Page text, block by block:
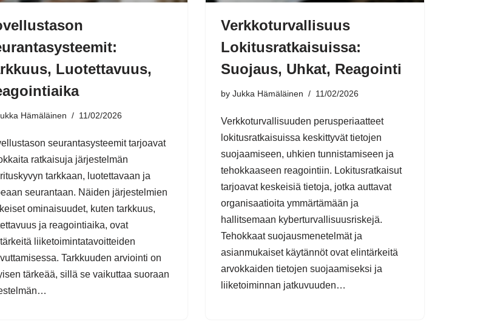
Luotettavuus,
Hämäläinen 11/02/2026
seurantasysteemit tarjoavat
ratkaisuja järjestelmän
tarkkaan, luotettavaan ja
seurantaan. Näiden järjestelmien
ominaisuudet, kuten tarkkuus,
ja reagointiaika, ovat
liiketoimintatavoitteiden
Tarkkuuden arviointi on
tärkeää, sillä se vaikuttaa suoraan
Verkkoturvallisuus
Lokitusratkaisuissa:
Suojaus, Uhkat, Reagointi
by Jukka Hämäläinen 11/02/2026
Verkkoturvallisuuden perusperiaatteet
lokitusratkaisuissa keskittyvät tietojen
suojaamiseen, uhkien tunnistamiseen ja
tehokkaaseen reagointiin. Lokitusratkaisut
tarjoavat keskeisiä tietoja, jotka auttavat
organisaatioita ymmärtämään ja
hallitsemaan kyberturvallisuusriskejä.
Tehokkaat suojausmenetelmät ja
asianmukaiset käytännöt ovat elintärkeitä
arvokkaiden tietojen suojaamiseksi ja
liiketoiminnan jatkuvuuden…